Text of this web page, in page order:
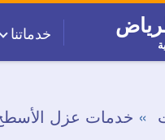
خدماتنا
خدمات عزل